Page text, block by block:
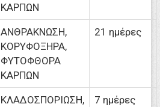
ΚΑΡΠΩΝ
ΑΝΘΡΑΚΝΩΣΗ,
ΚΟΡΥΦΟΞΗΡΑ,
ΦΥΤΟΦΘΟΡΑ
ΚΑΡΠΩΝ
21 ημέρες
ΚΛΑΔΟΣΠΟΡΙΩΣΗ,
7 ημέρες